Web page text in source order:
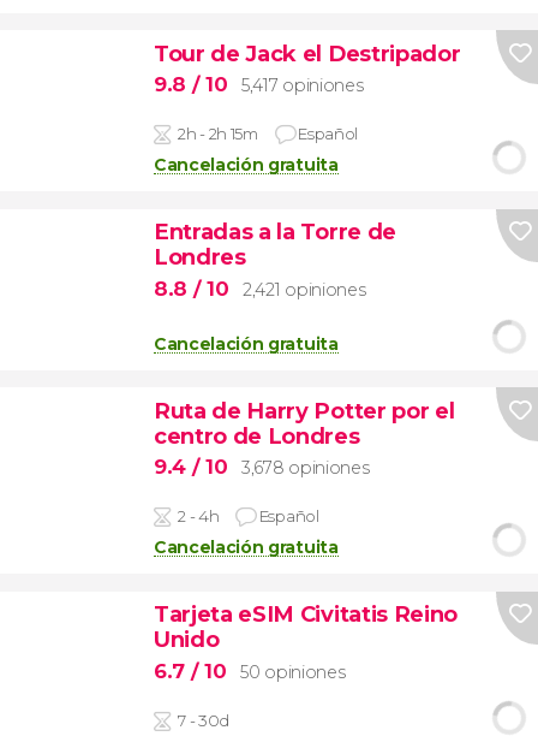
Tour de Jack el Destripador
9.8 / 10 5,417 opiniones
2h - 2h 15m Español
Cancelación gratuita
Entradas a la Torre de
Londres
8.8 / 10 2,421 opiniones
Cancelación gratuita
Ruta de Harry Potter por el
centro de Londres
9.4 / 10 3,678 opiniones
2 - 4h Español
Cancelación gratuita
Tarjeta eSIM Civitatis Reino
Unido
6.7 / 10 50 opiniones
7 - 30d